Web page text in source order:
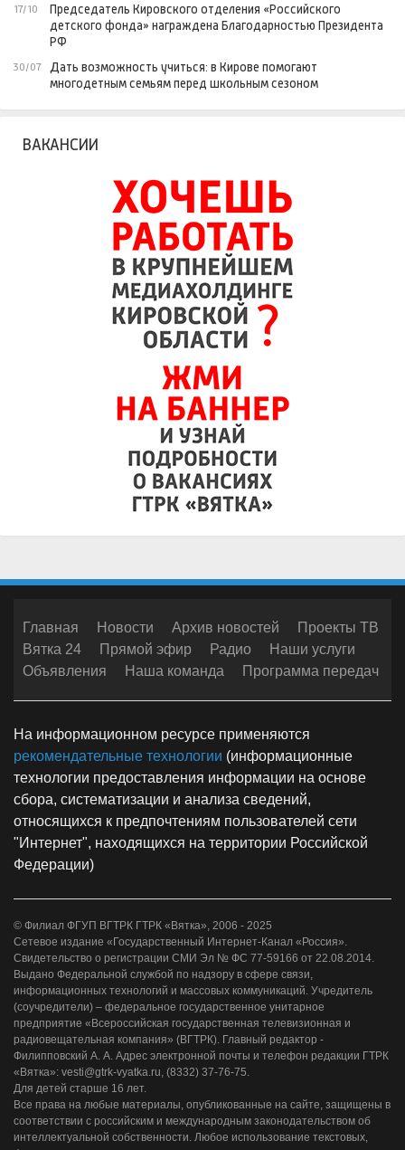
17/10
Председатель Кировского отделения «Российского
детского фонда» награждена Благодарностью Президента
РФ
30/07
Дать возможность учиться: в Кирове помогают
многодетным семьям перед школьным сезоном
ВАКАНСИИ
Главная Новости Архив новостей
Проекты ТВ
Вятка 24
Прямой эфир Радио
Наши услуги
Объявления
Наша команда Программа передач
На информационном ресурсе применяются
рекомендательные технологии (информационные
технологии предоставления информации на основе
сбора, систематизации и анализа сведений,
относящихся к предпочтениям пользователей сети
"Интернет", находящихся на территории Российской
Федерации)
© Филиал ФГУП ВГТРК ГТРК «Вятка», 2006 - 2025
Сетевое издание «Государственный Интернет-Канал «Россия».
Свидетельство о регистрации СМИ Эл № ФС 77-59166 от 22.08.2014.
Выдано Федеральной службой по надзору в сфере связи,
информационных технологий и массовых коммуникаций. Учредитель
(соучредители) – федеральное государственное унитарное
предприятие «Всероссийская государственная телевизионная и
радиовещательная компания» (ВГТРК). Главный редактор -
Филипповский А. А. Адрес электронной почты и телефон редакции ГТРК
«Вятка»: vesti@gtrk-vyatka.ru, (8332) 37-76-75.
Для детей старше 16 лет.
Все права на любые материалы, опубликованные на сайте, защищены в
соответствии с российским и международным законодательством об
интеллектуальной собственности. Любое использование текстовых,